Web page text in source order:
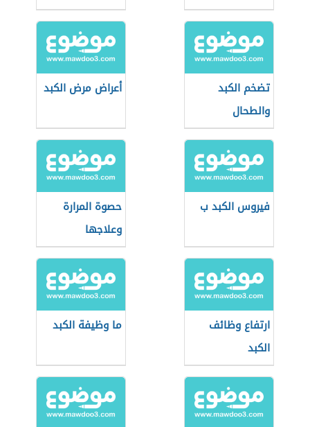
تضخم الكبد
والطحال
أعراض مرض الكبد
فيروس الكبد ب
حصوة المرارة
وعلاجها
ارتفاع وظائف
الكبد
ما وظيفة الكبد